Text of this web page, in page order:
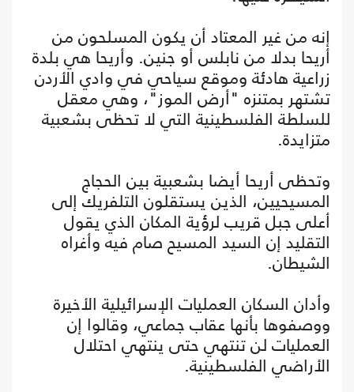
إنه من غير المعتاد أن يكون المسلحون من
أريحا بدلا من نابلس أو جنين. وأريحا هي بلدة
زراعية هادئة وموقع سياحي في وادي الأردن
تشتهر بمتنزه "أرض الموز"، وهي معقل
للسلطة الفلسطينية التي لا تحظى بشعبية
متزايدة.
وتحظى أريحا أيضا بشعبية بين الحجاج
المسيحيين، الذين يستقلون التلفريك إلى
أعلى جبل قريب لرؤية المكان الذي يقول
التقليد إن السيد المسيح صام فيه وأغراه
الشيطان.
وأدان السكان العمليات الإسرائيلية الأخيرة
ووصفوها بأنها عقاب جماعي، وقالوا إن
العمليات لن تنتهي حتى ينتهي احتلال
الأراضي الفلسطينية.